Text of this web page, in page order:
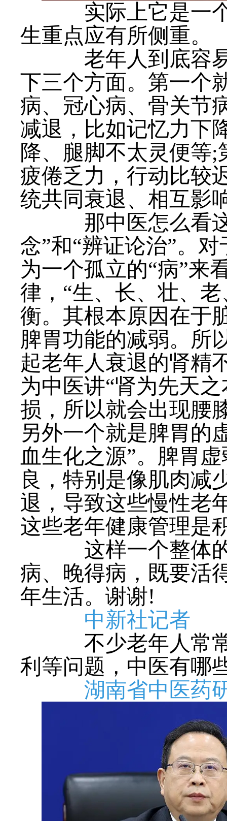
实际上它是一个
生重点应有所侧重。
老年人到底容易
下三个方面。第一个
病、冠心病、骨关节
减退，比如记忆力下
降、腿脚不太灵便等
疲倦乏力，行动比较
统共同衰退、相互影
那中医怎么看这
念”和“辨证论治”。
为一个孤立的“病”来
律，“生、长、壮、
衡。其根本原因在于
脾胃功能的减弱。所
起老年人衰退的肾精
为中医讲“肾为先天
损，所以就会出现腰
另外一个就是脾胃的
血生化之源”。脾胃
良，特别是像肌肉减
退，导致这些慢性老
这些老年健康管理是
这样一个整体的
病、晚得病，既要活
年生活。谢谢!
中新社记者
不少老年人常常
利等问题，中医有哪
湖南省中医药